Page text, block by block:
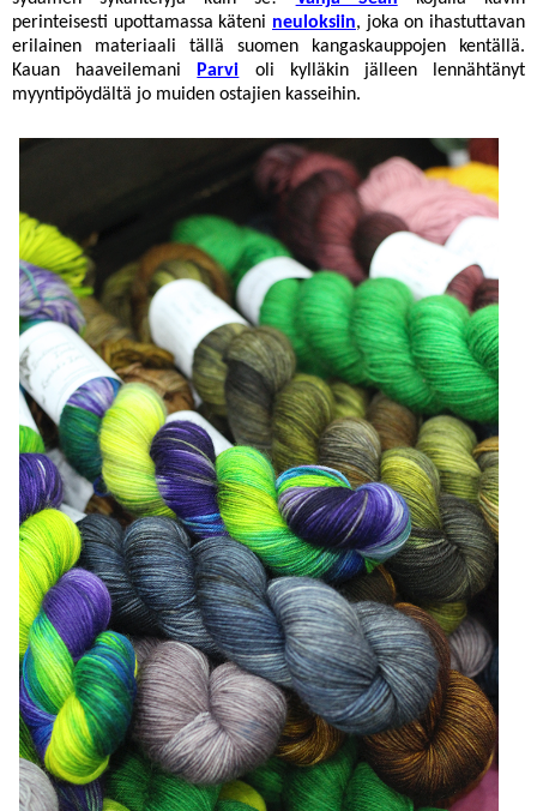
perinteisesti upottamassa käteni neuloksiin, joka on ihastuttavan
erilainen materiaali tällä suomen kangaskauppojen kentällä.
Kauan haaveilemaniParvi oli kylläkin jälleen lennähtänyt
myyntipöydältä jo muiden ostajien kasseihin.